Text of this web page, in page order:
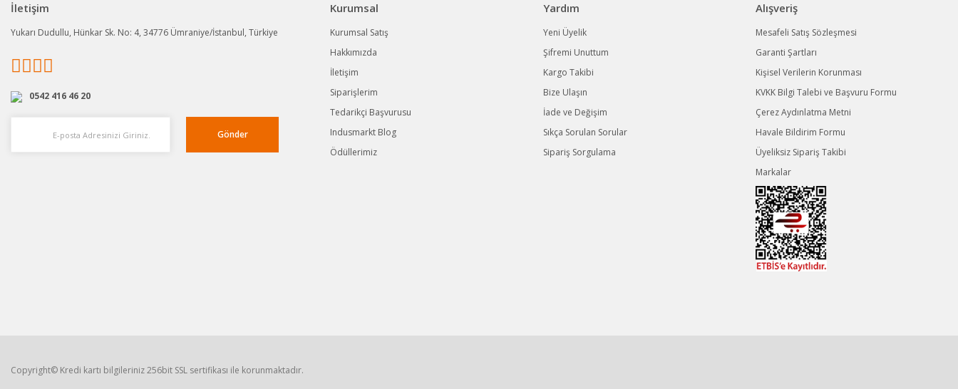
İletişim
Yukarı Dudullu, Hünkar Sk. No: 4, 34776 Ümraniye/İstanbul, Türkiye
0542 416 46 20
Gönder
Kurumsal
Kurumsal Satış
Hakkımızda
İletişim
Siparişlerim
Tedarikçi Başvurusu
Indusmarkt Blog
Ödüllerimiz
Yardım
Yeni Üyelik
Şifremi Unuttum
Kargo Takibi
Bize Ulaşın
İade ve Değişim
Sıkça Sorulan Sorular
Sipariş Sorgulama
Alışveriş
Mesafeli Satış Sözleşmesi
Garanti Şartları
Kişisel Verilerin Korunması
KVKK Bilgi Talebi ve Başvuru Formu
Çerez Aydınlatma Metni
Havale Bildirim Formu
Üyeliksiz Sipariş Takibi
Markalar
Copyright© Kredi kartı bilgileriniz 256bit SSL sertifikası ile korunmaktadır.